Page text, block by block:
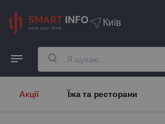
Київ
Акції Їжа та ресторани